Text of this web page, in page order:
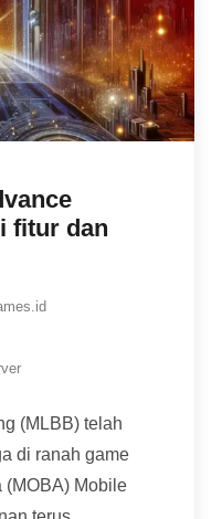
fitur dan
(MLBB) telah
di ranah game
(MOBA) Mobile